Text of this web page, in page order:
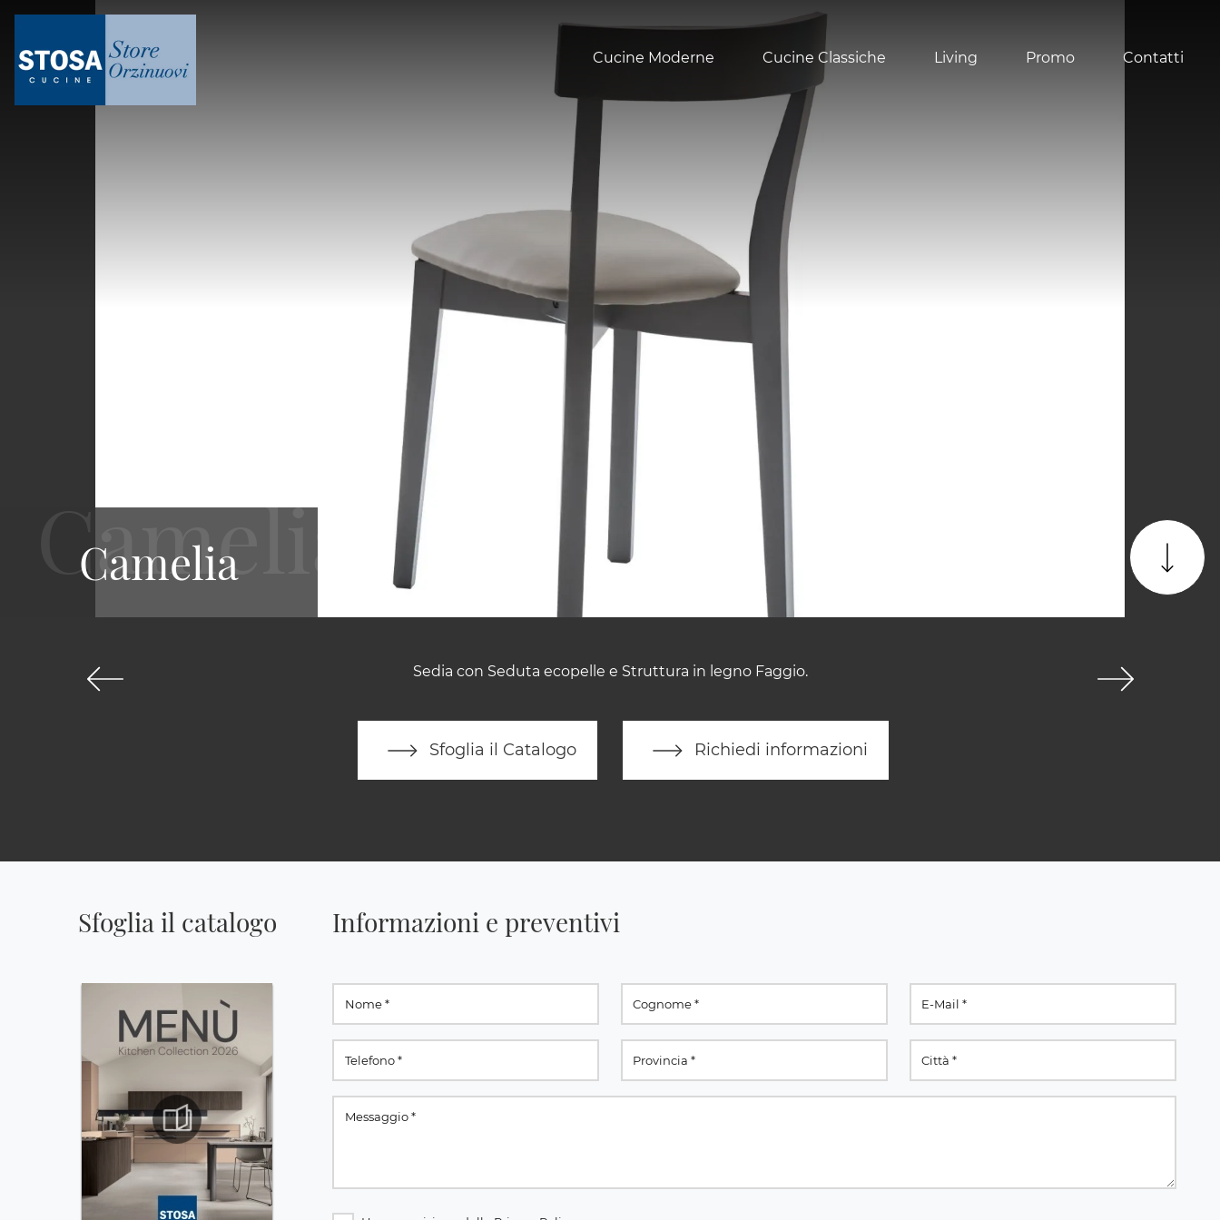
Cucine Moderne Cucine Classiche Living Promo Contatti
Sedia con Seduta ecopelle e Struttura in legno Faggio.
Sfoglia il Catalogo Richiedi informazioni
Camelia
Sfoglia il catalogo Informazioni e preventivi